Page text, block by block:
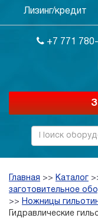
Лизинг/кредит
+7 771
Главная >> Каталог
заготовительное
>> Ножницы
Гидравлические